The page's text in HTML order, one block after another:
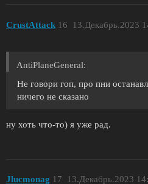
CrustAttack 13.Декабрь.2023
16
AntiPlaneGeneral:
Не говори гоп, про пни
ничего не сказано
ну хоть что-то) я уже рад.
Jlucmonag 13.Декабрь.2023
17